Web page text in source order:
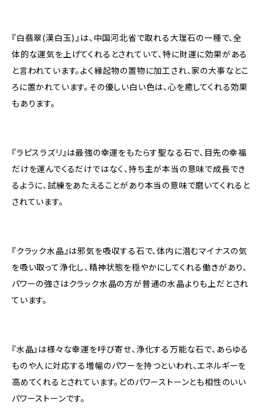
『白翡翠(漢白玉)』は、中国河北省で取れる大理石の一種で、全
体的な運気を上げてくれるとされていて、特に財運に効果がある
と言われています。よく縁起物の置物に加工され、家の大事なとこ
ろに置かれています。その優しい白い色は、心を癒してくれる効果
もあります。
『ラピスラズリ』は最強の幸運をもたらす聖なる石で、目先の幸福
だけを運んでくるだけではなく、持ち主が本当の意味で成長でき
るように、試練をあたえることがあり本当の意味で磨いてくれると
されています。
『クラック水晶』は邪気を吸収する石で、体内に潜むマイナスの気
を吸い取って浄化し、精神状態を穏やかにしてくれる働きがあり、
パワーの強さはクラック水晶の方が普通の水晶よりも上だとされ
ています。
『水晶』は様々な幸運を呼び寄せ、浄化する万能な石で、あらゆる
ものや人に対応する増幅のパワーを持つといわれ、エネルギーを
高めてくれるとされています。どのパワーストーンとも相性のいい
パワーストーンです。